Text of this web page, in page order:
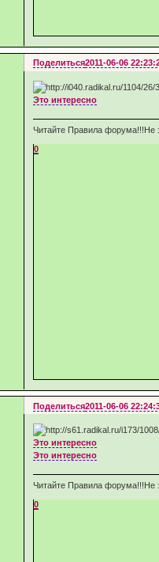
Поделиться2011-06-06
Это интересно
Читайте Правила форума!!!Не
0
Поделиться2011-06-06
Это интересно
Это интересно
Читайте Правила форума!!!Не
0